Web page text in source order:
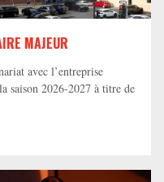
MAJEUR
avec l’entreprise
saison 2026-2027 à titre de